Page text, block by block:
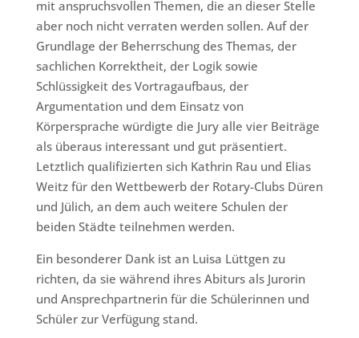
mit anspruchsvollen Themen, die an dieser Stelle
aber noch nicht verraten werden sollen. Auf der
Grundlage der Beherrschung des Themas, der
sachlichen Korrektheit, der Logik sowie
Schlüssigkeit des Vortragaufbaus, der
Argumentation und dem Einsatz von
Körpersprache würdigte die Jury alle vier Beiträge
als überaus interessant und gut präsentiert.
Letztlich qualifizierten sich Kathrin Rau und Elias
Weitz für den Wettbewerb der Rotary-Clubs Düren
und Jülich, an dem auch weitere Schulen der
beiden Städte teilnehmen werden.
Ein besonderer Dank ist an Luisa Lüttgen zu
richten, da sie während ihres Abiturs als Jurorin
und Ansprechpartnerin für die Schülerinnen und
Schüler zur Verfügung stand.